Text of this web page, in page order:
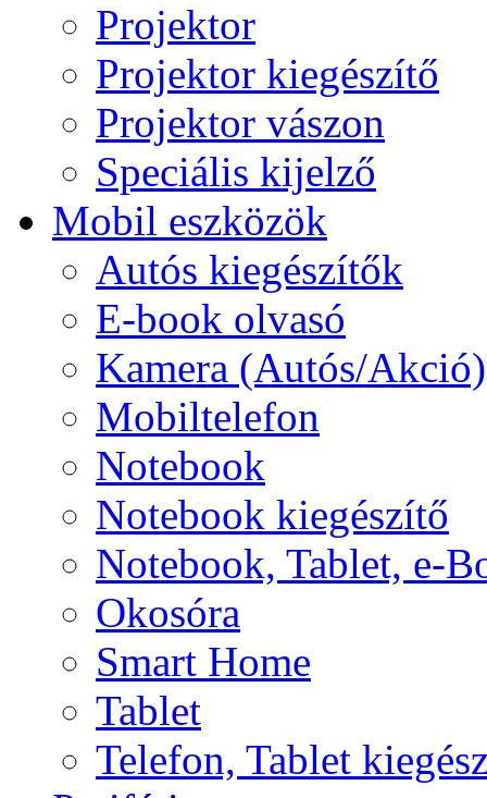
Projektor
Projektor kiegészítő
Projektor vászon
Speciális kijelző
Mobil eszközök
Autós kiegészítők
E-book olvasó
Kamera (Autós/Akció)
Mobiltelefon
Notebook
Notebook kiegészítő
Notebook, Tablet, e-
Okosóra
Smart Home
Tablet
Telefon, Tablet